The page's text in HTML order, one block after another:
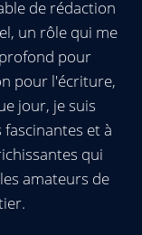
de rédaction
un rôle qui me
pour
pour l'écriture,
jour, je suis
et à
qui
amateurs de